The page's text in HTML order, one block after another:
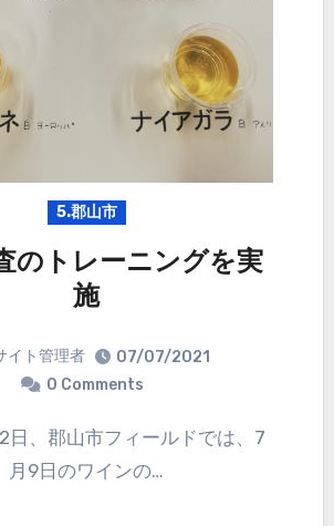
5.郡山市
のトレーニングを実
施
イト管理者
07/07/2021
0 Comments
月9日のワインの…